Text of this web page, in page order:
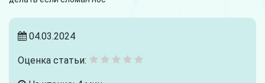
04.03.2024
Оценка статьи: